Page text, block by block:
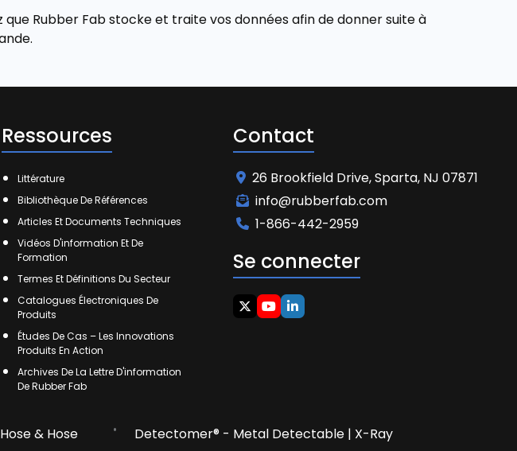
Rubber Fab stocke et traite vos données afin de donner suite à
Ressources
Littérature
Bibliothèque De Références
Articles Et Documents Techniques
Vidéos D'information Et De
Formation
Termes Et Définitions Du Secteur
Catalogues Électroniques De
Produits
Études De Cas – Les Innovations
Produits En Action
Archives De La Lettre D'information
De Rubber Fab
Contact
26 Brookfield Drive, Sparta, NJ 07871
info@rubberfab.com
1-866-442-2959
Se connecter
& Hose
Detectomer® - Metal Detectable | X-Ray